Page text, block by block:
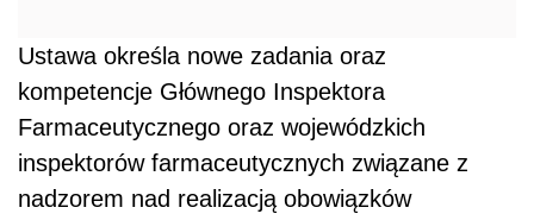
Ustawa określa nowe zadania oraz
kompetencje Głównego Inspektora
Farmaceutycznego oraz wojewódzkich
inspektorów farmaceutycznych związane z
nadzorem nad realizacją obowiązków